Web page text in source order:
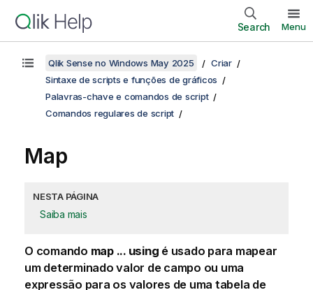
Search Menu
Qlik Sense no Windows May 2025
Criar
Sintaxe de scripts e funções de gráficos
Palavras-chave e comandos de script
Comandos regulares de script
Map
NESTA PÁGINA
Saiba mais
O comando map ... using é usado para mapear
um determinado valor de campo ou uma
expressão para os valores de uma tabela de